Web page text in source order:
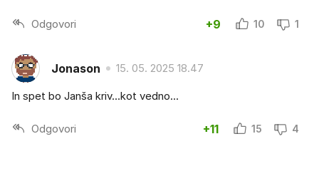
Odgovori +9 10 1
Jonason 15. 05. 2025 18.47
In spet bo Janša kriv...kot vedno...
Odgovori +11 15 4